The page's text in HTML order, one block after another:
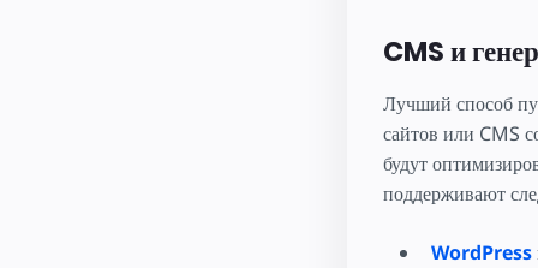
CMS и
Лучший способ
сайтов или CMS
будут
поддерживают
WordPress